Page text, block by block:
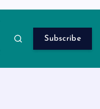
Subscribe